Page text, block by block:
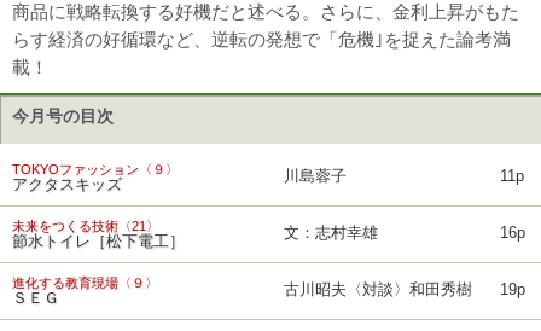
商品に戦略転換する好機だと述べる。さらに、金利上昇がもた
らす経済の好循環など、逆転の発想で「危機｣を捉えた論考満
載！
今月号の目次
TOKYOファッション〈９〉
アクタスキッズ 川島蓉子 11p
未来をつくる技術〈21〉
節水トイレ［松下電工］ 文：志村幸雄 16p
進化する教育現場〈９〉
ＳＥＧ 古川昭夫〈対談〉和田秀樹 19p